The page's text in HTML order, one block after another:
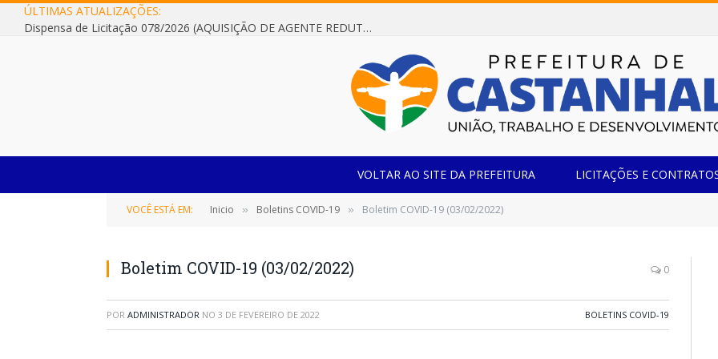
ÚLTIMAS ATUALIZAÇÕES:
Dispensa de Licitação 078/2026 (AQUISIÇÃO DE AGENTE REDUTOR LÍQUIDO AUTOMOTIVO – ARLA 32, PARA ATENDER A FROTA OFICIAL DE VEÍCULOS DA SECRETARIA MUNICIPAL DE EDUCAÇÃO DO MUNICÍPIO DE CASTANHAL/PA)
VOLTAR AO SITE DA PREFEITURA LICITAÇÕES E
VOCÊ ESTÁ EM: Inicio » Boletins COVID-19 » Boletim COVID-19 (03/02/2022)
Boletim COVID-19 (03/02/2022) 0
POR ADMINISTRADOR NO 3 DE FEVEREIRO DE 2022 BOLETINS COVID-19